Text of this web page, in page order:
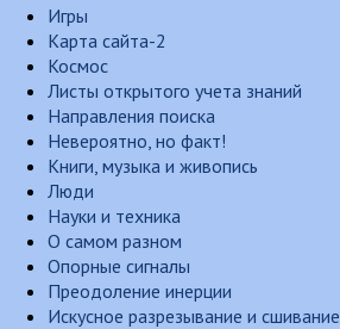
Игры
Карта сайта-2
Космос
Листы открытого учета знаний
Направления поиска
Невероятно, но факт!
Книги, музыка и живопись
Люди
Науки и техника
О самом разном
Опорные сигналы
Преодоление инерции
Искусное разрезывание и сшивание